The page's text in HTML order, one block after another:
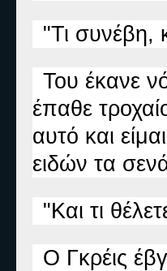
"Τι συνέβη,
Του έκανε
έπαθε
αυτό και
ειδών τα
"Και τι
Ο Γκρέις